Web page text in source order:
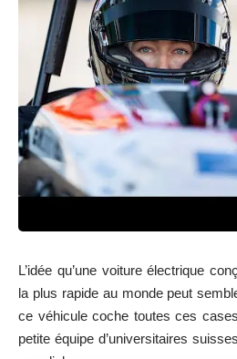
L’idée qu’une voiture électrique
la plus rapide au monde peut
ce véhicule coche toutes ces
petite équipe d’universitaires